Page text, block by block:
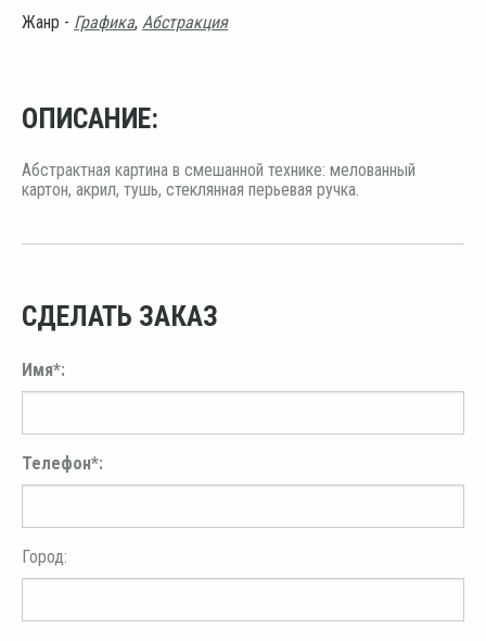
Жанр - Графика, Абстракция
ОПИСАНИЕ:
Абстрактная картина в смешанной технике: мелованный
картон, акрил, тушь, стеклянная перьевая ручка.
СДЕЛАТЬ ЗАКАЗ
Имя*:
Телефон*:
Город: